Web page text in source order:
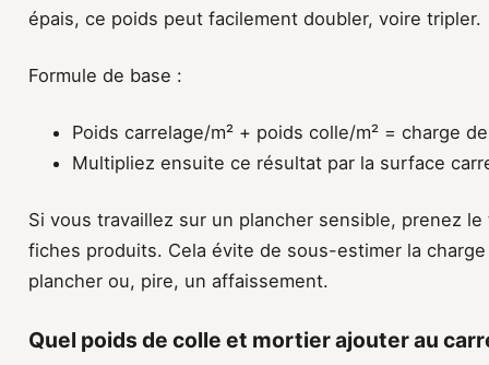
épais, ce poids peut facilement doubler, voire tripler.
Formule de base :
Poids carrelage/m² + poids colle/m² = charge
Multipliez ensuite ce résultat par la surface
Si vous travaillez sur un plancher sensible, prenez
fiches produits. Cela évite de sous-estimer la
plancher ou, pire, un affaissement.
Quel poids de colle et mortier ajouter au